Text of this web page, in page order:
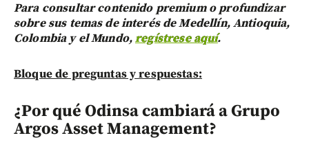
Para consultar contenido premium o profundizar
sobre sus temas de interés de Medellín, Antioquia,
Colombia y el Mundo,regístrese aquí.
Bloque de preguntas y respuestas:
¿Por qué Odinsa cambiará a Grupo
Argos Asset Management?